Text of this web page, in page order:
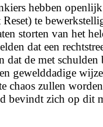
hebben
Reset) te
storten van het
dat een
de met schulden
gewelddadige
chaos zullen
bevindt zich op dit